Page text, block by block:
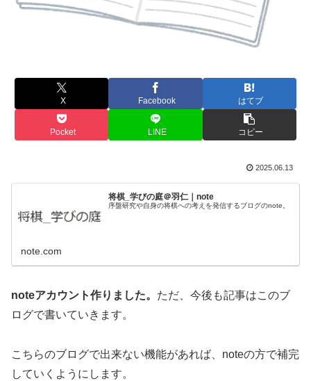
X Facebook はてブ
Pocket LINE コピー
2025.06.13
将棋_学びの庭＠羽仁｜note
序盤研究や自身の将棋への考えを発信するブログのnote。
note.com
noteアカウント作りました。 ただ、今後も記事はこのブ
ログで書いていきます。
こちらのブログで出来ない機能があれば、noteの方で補完
していくようにします。